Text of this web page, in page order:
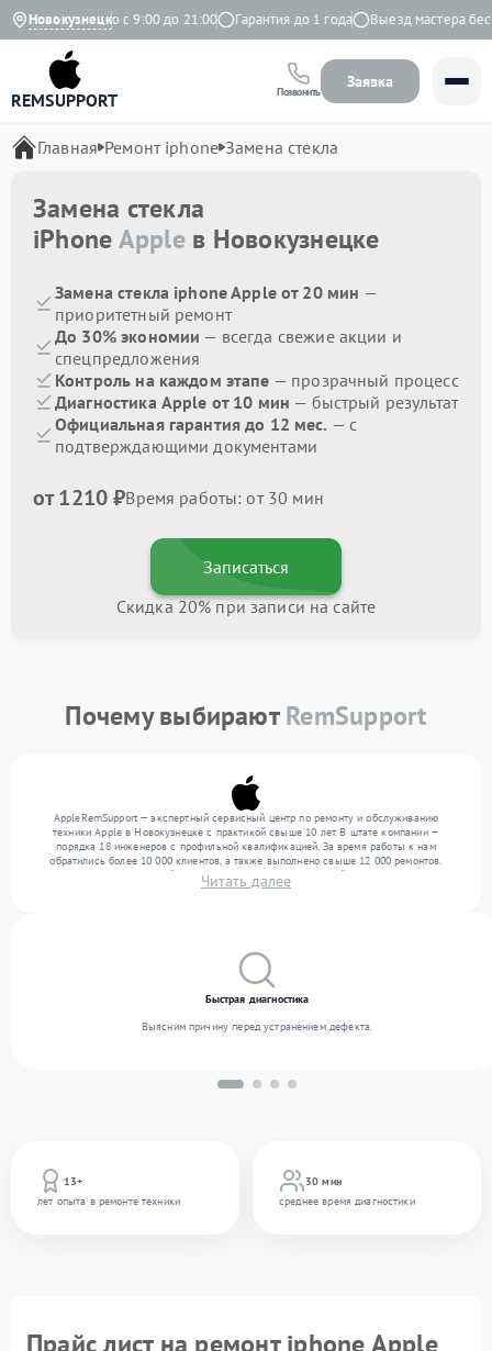
Новокузнецк
Ежедневно с 9:00 до 21:00 Гарантия до 1 года Выезд мастера
REMSUPPORT Позвонить
Заявка
Главная Ремонт iphone Замена стекла
Замена стекла
iPhoneAppleв Новокузнецке
Замена стекла iphone Apple от 20 мин —
приоритетный ремонт
До 30% экономии — всегда свежие акции и
спецпредложения
Контроль на каждом этапе — прозрачный процесс
Диагностика Apple от 10 мин — быстрый результат
Официальная гарантия до 12 мес. — с
подтверждающими документами
от 1210 ₽Время работы: от 30 мин
Записаться
Скидка 20% при записи на сайте
Почему выбираютRemSupport
AppleRemSupport — экспертный сервисный центр по ремонту и обслуживанию
техники Apple в Новокузнецке с практикой свыше 10 лет. В штате компании —
порядка 18 инженеров с профильной квалификацией. За время работы к нам
обратились более 10 000 клиентов, а также выполнено свыше 12 000 ремонтов.
Ежемесячно в сервисный центр поступает более 300 устройств, включая , , . Мы
выполняем ремонт различного уровня сложности и поддерживаем высокий стандарт
Читать далее
13+
лет опыта в ремонте техники
30 мин
среднее время диагностики
Быстрая диагностика
Выясним причину перед устранением дефекта.
Прайс лист на ремонт iphone Apple